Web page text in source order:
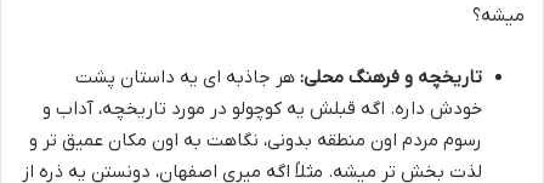
میشه؟
تاریخچه و فرهنگ محلی: هر جاذبه ای یه داستان پشت
خودش داره. اگه قبلش یه کوچولو در مورد تاریخچه، آداب و
رسوم مردم اون منطقه بدونی، نگاهت به اون مکان عمیق تر و
لذت بخش تر میشه. مثلاً اگه میری اصفهان، دونستن یه ذره از